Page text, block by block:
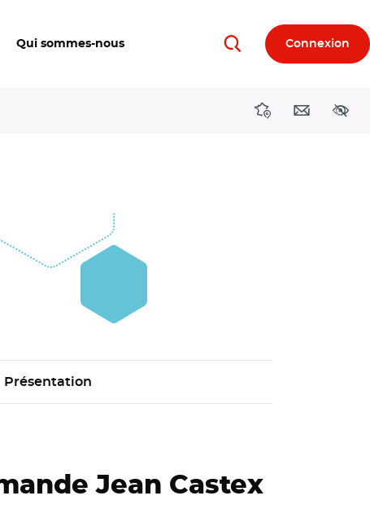
Qui sommes-nous RechercherConnexion
DirectionsContact
Présentation
Jean Castex